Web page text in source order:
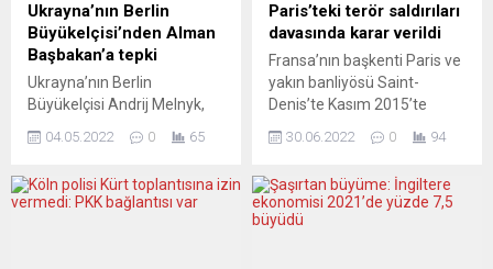
Ukrayna’nın Berlin
Büyükelçisi’nden Alman
Başbakan’a tepki
Ukrayna’nın Berlin
Büyükelçisi Andrij Melnyk,
Olaf Scholz’un Kiev’i ziyaret
tepki gösterdi. Alman
Haber Ajansı DPA’ya
04.05.2022 0 65
Paris’teki terör saldırıları
davasında karar verildi
Fransa’nın başkenti Paris ve
yakın banliyösü Saint-
Denis’te Kasım 2015’te
hayatını kaybettiği terör
mahkeme kararını açıkladı.
Fransa tarihine geçen ve
30.06.2022 0 94